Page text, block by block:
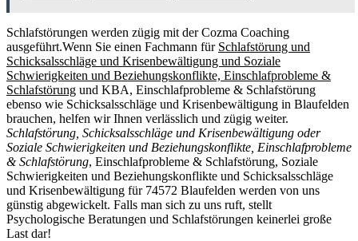
Schlafstörungen werden zügig mit der Cozma Coaching
ausgeführt.Wenn Sie einen Fachmann für Schlafstörung und
Schicksalsschläge und Krisenbewältigung und Soziale
Schwierigkeiten und Beziehungskonflikte, Einschlafprobleme &
Schlafstörung und KBA, Einschlafprobleme & Schlafstörung
ebenso wie Schicksalsschläge und Krisenbewältigung in Blaufelden
brauchen, helfen wir Ihnen verlässlich und zügig weiter.
Schlafstörung, Schicksalsschläge und Krisenbewältigung oder
Soziale Schwierigkeiten und Beziehungskonflikte, Einschlafprobleme
& Schlafstörung, Einschlafprobleme & Schlafstörung, Soziale
Schwierigkeiten und Beziehungskonflikte und Schicksalsschläge
und Krisenbewältigung für 74572 Blaufelden werden von uns
günstig abgewickelt. Falls man sich zu uns ruft, stellt
Psychologische Beratungen und Schlafstörungen keinerlei große
Last dar!